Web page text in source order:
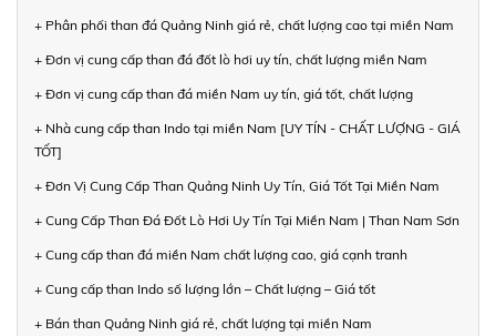
+ Phân phối than đá Quảng Ninh giá rẻ, chất lượng cao tại miền Nam
+ Đơn vị cung cấp than đá đốt lò hơi uy tín, chất lượng miền Nam
+ Đơn vị cung cấp than đá miền Nam uy tín, giá tốt, chất lượng
+ Nhà cung cấp than Indo tại miền Nam [UY TÍN - CHẤT LƯỢNG - GIÁ
TỐT]
+ Đơn Vị Cung Cấp Than Quảng Ninh Uy Tín, Giá Tốt Tại Miền Nam
+ Cung Cấp Than Đá Đốt Lò Hơi Uy Tín Tại Miền Nam | Than Nam Sơn
+ Cung cấp than đá miền Nam chất lượng cao, giá cạnh tranh
+ Cung cấp than Indo số lượng lớn – Chất lượng – Giá tốt
+ Bán than Quảng Ninh giá rẻ, chất lượng tại miền Nam